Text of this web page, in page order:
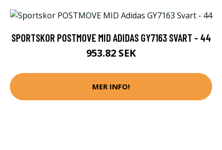
SPORTSKOR POSTMOVE MID ADIDAS GY7163 SVART - 44
953.82 SEK
MER INFO!